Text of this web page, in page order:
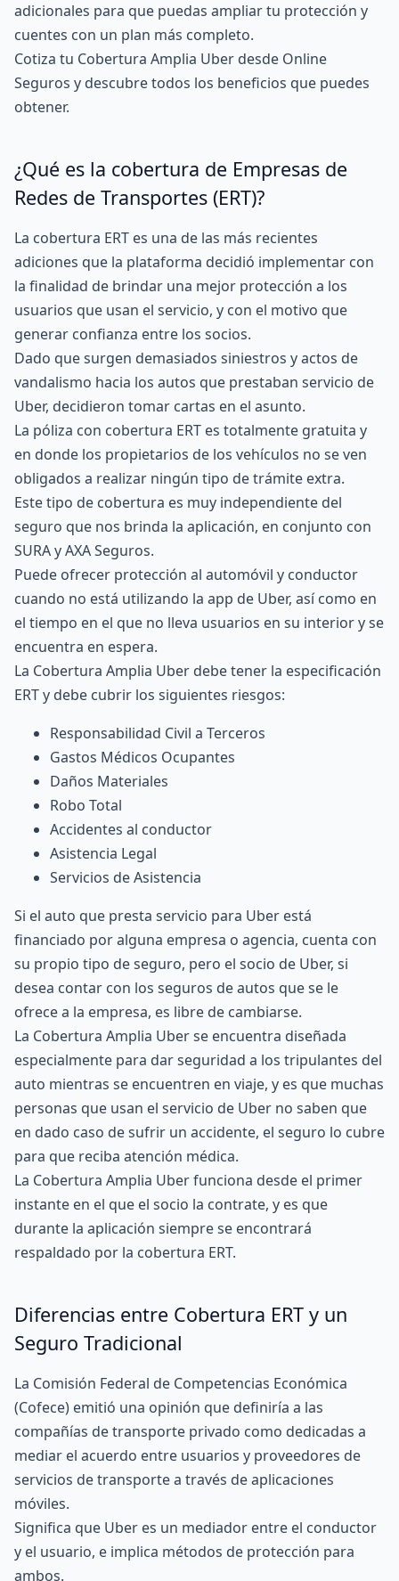
adicionales para que puedas ampliar tu protección y
cuentes con un plan más completo.
Cotiza tu Cobertura Amplia Uber desde Online
Seguros y descubre todos los beneficios que puedes
obtener.
¿Qué es la cobertura de Empresas de
Redes de Transportes (ERT)?
La cobertura ERT es una de las más recientes
adiciones que la plataforma decidió implementar con
la finalidad de brindar una mejor protección a los
usuarios que usan el servicio, y con el motivo que
generar confianza entre los socios.
Dado que surgen demasiados siniestros y actos de
vandalismo hacia los autos que prestaban servicio de
Uber, decidieron tomar cartas en el asunto.
La póliza con cobertura ERT es totalmente gratuita y
en donde los propietarios de los vehículos no se ven
obligados a realizar ningún tipo de trámite extra.
Este tipo de cobertura es muy independiente del
seguro que nos brinda la aplicación, en conjunto con
SURAyAXA Seguros.
Puede ofrecer protección al automóvil y conductor
cuando no está utilizando la app de Uber, así como en
el tiempo en el que no lleva usuarios en su interior y se
encuentra en espera.
La Cobertura Amplia Uber debe tener la especificación
ERT y debe cubrir los siguientes riesgos:
Responsabilidad Civil a Terceros
Gastos Médicos Ocupantes
Daños Materiales
Robo Total
Accidentes al conductor
Asistencia Legal
Servicios de Asistencia
Si el auto que presta servicio para Uber está
financiado por alguna empresa o agencia, cuenta con
su propio tipo de seguro, pero el socio de Uber, si
desea contar con los seguros de autos que se le
ofrece a la empresa, es libre de cambiarse.
La Cobertura Amplia Uber se encuentra diseñada
especialmente para dar seguridad a los tripulantes del
auto mientras se encuentren en viaje, y es que muchas
personas que usan el servicio de Uber no saben que
en dado caso de sufrir un accidente, el seguro lo cubre
para que reciba atención médica.
La Cobertura Amplia Uber funciona desde el primer
instante en el que el socio la contrate, y es que
durante la aplicación siempre se encontrará
respaldado por la cobertura ERT.
Diferencias entre Cobertura ERT y un
Seguro Tradicional
La Comisión Federal de Competencias Económica
(Cofece) emitió una opinión que definiría a las
compañías de transporte privado como dedicadas a
mediar el acuerdo entre usuarios y proveedores de
servicios de transporte a través de aplicaciones
móviles.
Significa que Uber es un mediador entre el conductor
y el usuario, e implica métodos de protección para
ambos.